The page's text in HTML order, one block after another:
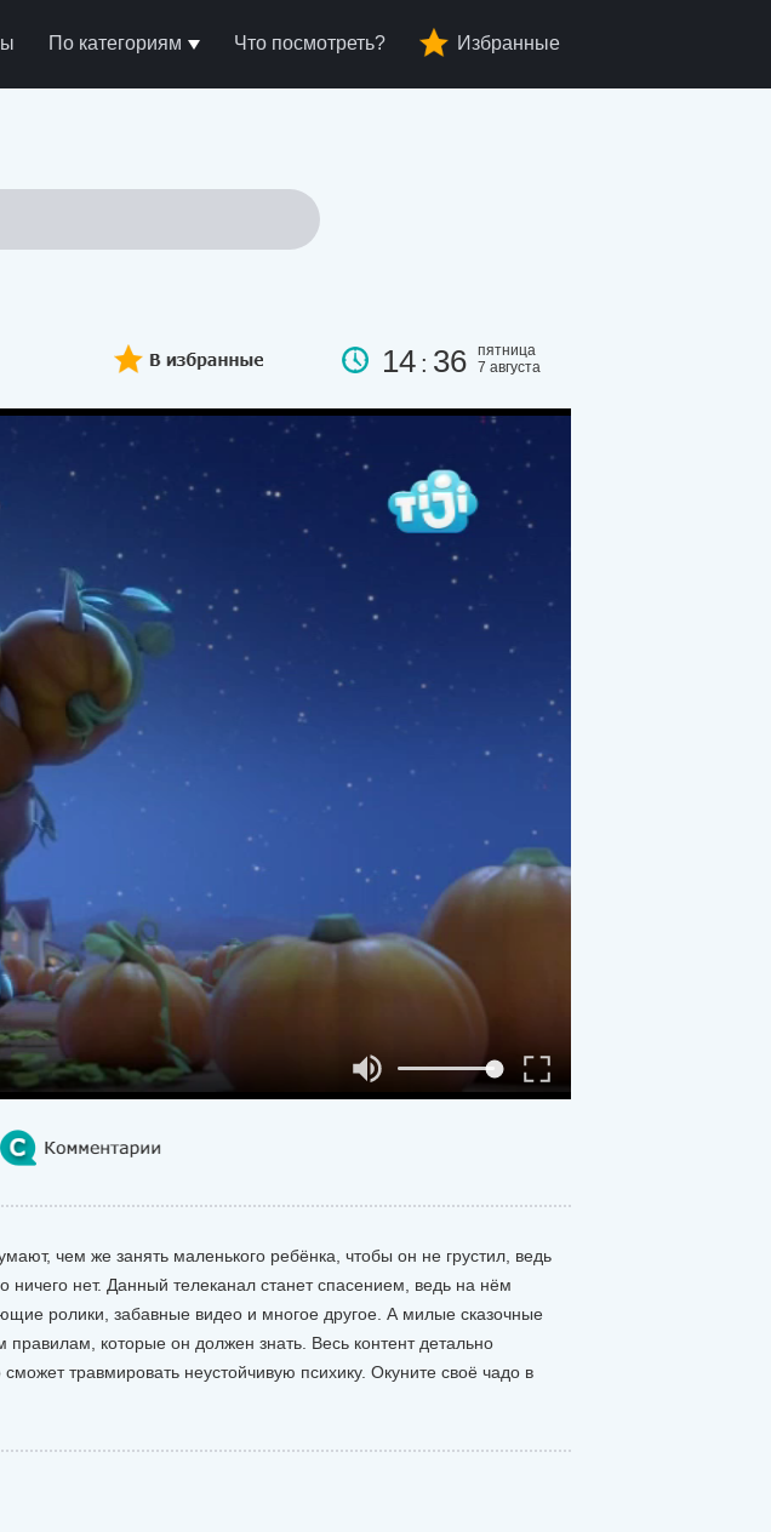
По категориям Что посмотреть? Избранные
14 : 36
пятница
7 августа
чем же занять маленького ребёнка, чтобы он не грустил, ведь
нет. Данный телеканал станет спасением, ведь на нём
ролики, забавные видео и многое другое. А милые сказочные
которые он должен знать. Весь контент детально
травмировать неустойчивую психику. Окуните своё чадо в